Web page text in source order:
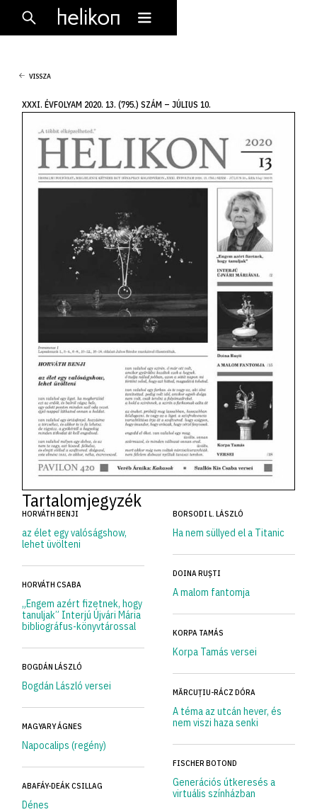
VISSZA
XXXI. ÉVFOLYAM 2020. 13. (795.) SZÁM – JÚLIUS 10.
Tartalomjegyzék
HORVÁTH BENJI
az élet egy valóságshow,
lehet üvölteni
HORVÁTH CSABA
„Engem azért fizetnek, hogy
tanuljak” Interjú Újvári Mária
bibliográfus-könyvtárossal
BOGDÁN LÁSZLÓ
Bogdán László versei
MAGYARY ÁGNES
Napocalips (regény)
ABAFÁY-DEÁK CSILLAG
Dénes
BORSODI L. LÁSZLÓ
Ha nem süllyed el a Titanic
DOINA RUȘTI
A malom fantomja
KORPA TAMÁS
Korpa Tamás versei
MĂRCUȚIU-RÁCZ DÓRA
A téma az utcán hever, és
nem viszi haza senki
FISCHER BOTOND
Generációs útkeresés a
virtuális színházban